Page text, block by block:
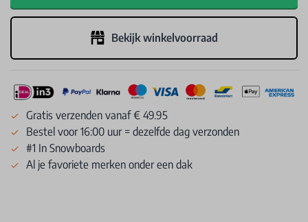
Bekijk winkelvoorraad
Gratis verzenden vanaf € 49.95
Bestel voor 16:00 uur = dezelfde dag verzonden
#1 In Snowboards
Al je favoriete merken onder een dak